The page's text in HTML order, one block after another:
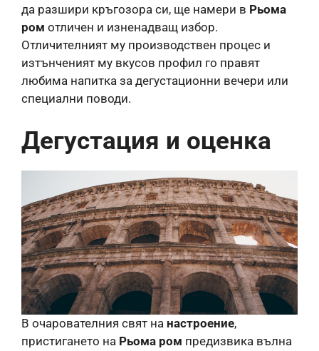
да разшири кръгозора си, ще намери в Рьома
ром отличен и изненадващ избор.
Отличителният му производствен процес и
изтънченият му вкусов профил го правят
любима напитка за дегустационни вечери или
специални поводи.
Дегустация и оценка
В очарователния свят на настроение,
пристигането на Рьома ром предизвика вълна